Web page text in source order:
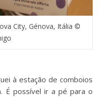
City, Génova, Itália ©
à estação de comboios
É possível ir a pé para o